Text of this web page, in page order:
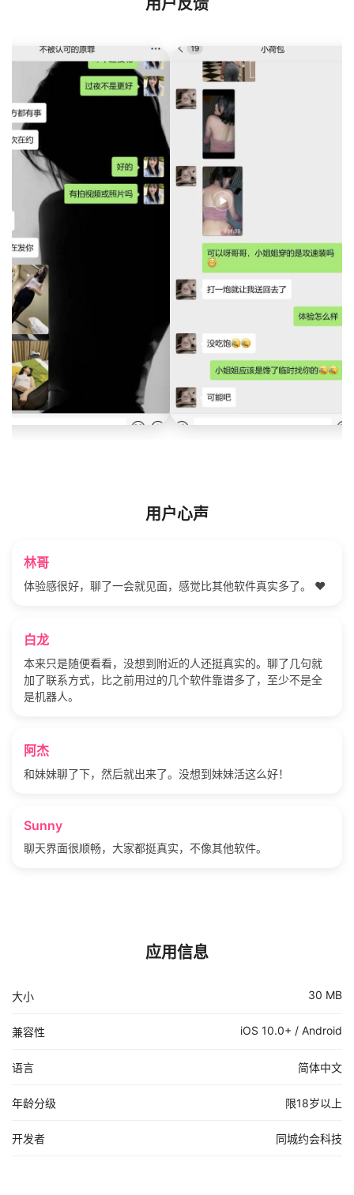
用户反馈
用户心声
林哥
体验感很好，聊了一会就见面，感觉比其他软件真实多了。 ❤️
白龙
本来只是随便看看，没想到附近的人还挺真实的。聊了几句就
加了联系方式，比之前用过的几个软件靠谱多了，至少不是全
是机器人。
阿杰
和妹妹聊了下，然后就出来了。没想到妹妹活这么好！
Sunny
聊天界面很顺畅，大家都挺真实，不像其他软件。
应用信息
大小 30 MB
兼容性 iOS 10.0+ / Android
语言 简体中文
年龄分级 限18岁以上
开发者 同城约会科技